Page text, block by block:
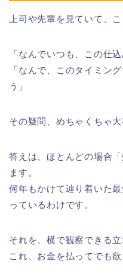
上司や先輩を見ていて、
「なんでいつも、この仕
「なんで、このタイミン
う」
その疑問、めちゃくちゃ大
答えは、ほとんどの場合
ます。
何年もかけて辿り着いた
っているわけです。
それを、横で観察できる
これ、お金を払ってでも欲